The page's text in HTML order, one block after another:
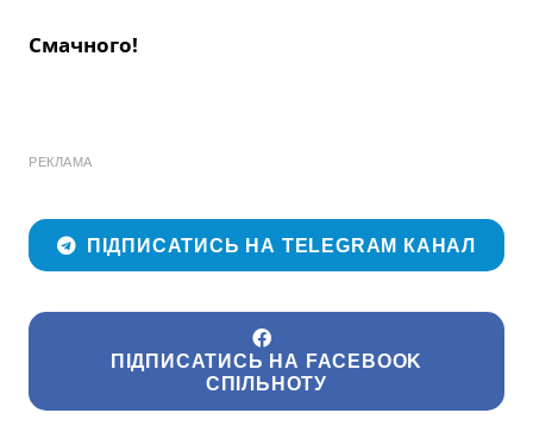
Смачного!
РЕКЛАМА
ПІДПИСАТИСЬ НА TELEGRAM КАНАЛ
ПІДПИСАТИСЬ НА FACEBOOK
СПІЛЬНОТУ